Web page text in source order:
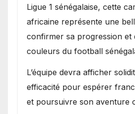
Ligue 1 sénégalaise, cette
africaine représente une
confirmer sa progression et
couleurs du football
L’équipe devra afficher
efficacité pour espérer
et poursuivre son aventure